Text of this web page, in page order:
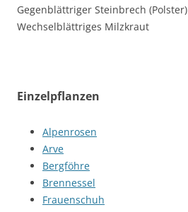
Gegenblättriger Steinbrech (Polster)
Wechselblättriges Milzkraut
Einzelpflanzen
Alpenrosen
Arve
Bergföhre
Brennessel
Frauenschuh